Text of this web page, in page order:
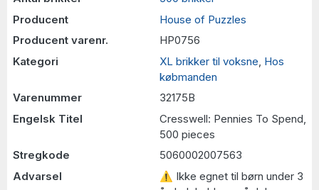
Producent
House of Puzzles
Producent varenr.
HP0756
Kategori
XL brikker til voksne Hos
købmanden
Varenummer
32175B
Engelsk Titel
Cresswell: Pennies To Spend,
500 pieces
Stregkode
5060002007563
Advarsel
⚠ Ikke egnet til børn under 3